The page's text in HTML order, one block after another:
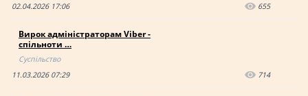
02.04.2026 17:06
655
Вирок адміністраторам Viber -
спільноти …
Суспільство
11.03.2026 07:29
714